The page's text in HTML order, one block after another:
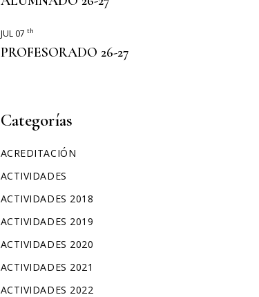
JUL 07 th
PROFESORADO 26-27
Categorías
ACREDITACIÓN
ACTIVIDADES
ACTIVIDADES 2018
ACTIVIDADES 2019
ACTIVIDADES 2020
ACTIVIDADES 2021
ACTIVIDADES 2022